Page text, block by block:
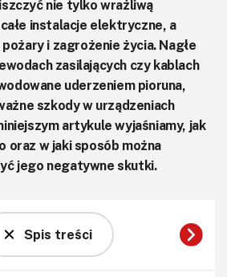
nie tylko wrażliwą
instalacje elektryczne, a
i zagrożenie życia. Nagłe
zasilających czy kablach
uderzeniem pioruna,
szkody w urządzeniach
artykule wyjaśniamy, jak
oraz w jaki sposób można
jego negatywne skutki.
Spis treści